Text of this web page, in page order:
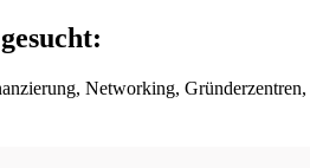
Networking,